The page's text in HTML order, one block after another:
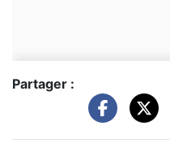
Partager :